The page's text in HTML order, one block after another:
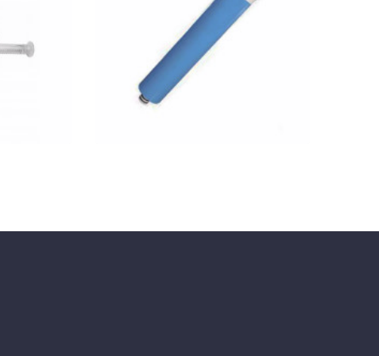
Nettó ár: 9,606 Ft
AquaLine RO membrán
150GDP
GYORSNÉZET